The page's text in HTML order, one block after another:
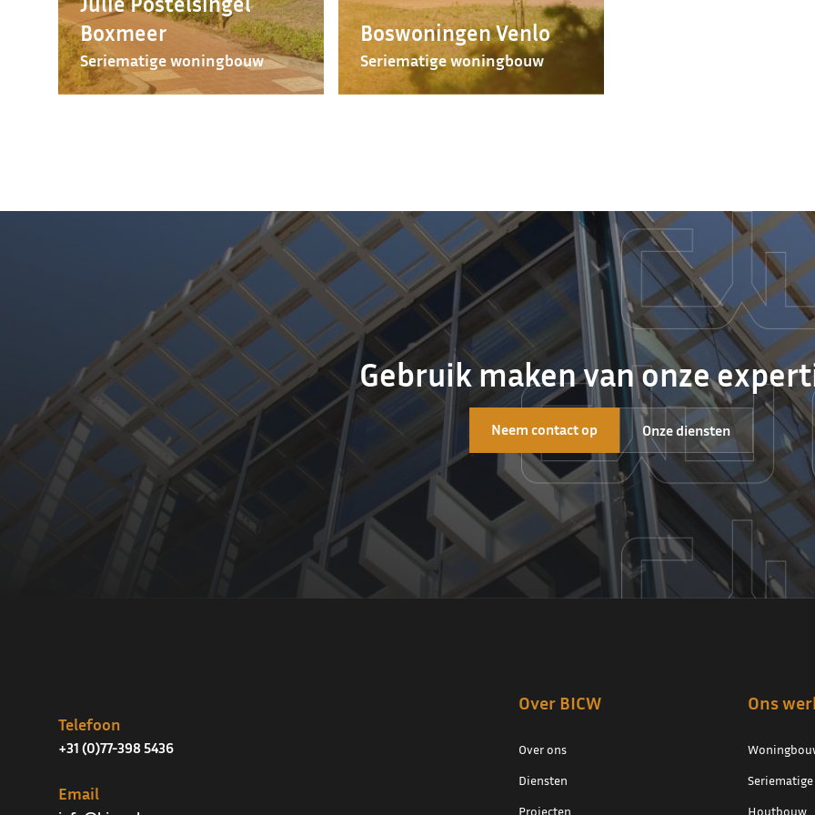
Boxmeer
Seriematige woningbouw
Boswoningen Venlo
Seriematige woningbouw
Gebruik maken van onze
Neem contact op Onze diensten
Telefoon
+31 (0)77-398 5436
Email
Over BICW
Over ons
Diensten
Projecten
Ons
Houtbouw